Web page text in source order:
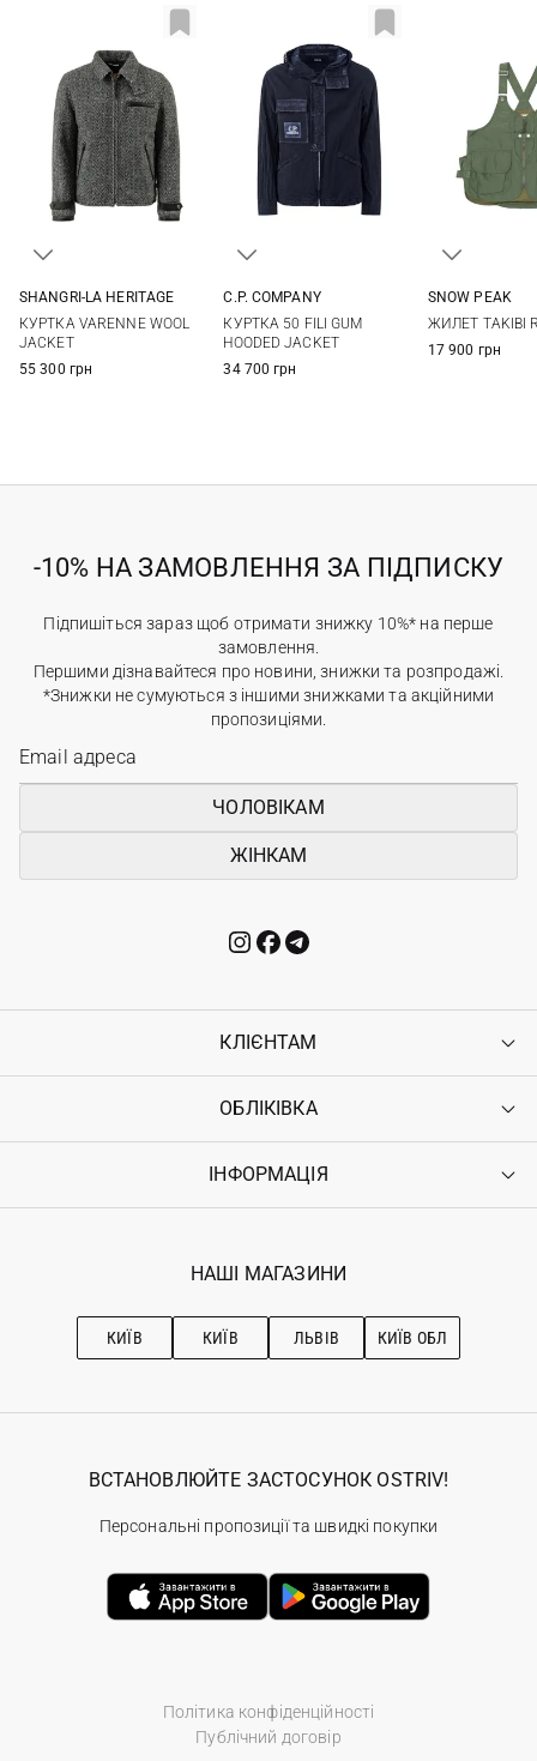
SHANGRI-LA HERITAGE
КУРТКА VARENNE WOOL
JACKET
55 300 грн
56
C.P. COMPANY
КУРТКА 50 FILI GUM
HOODED JACKET
34 700 грн
SNOW PEAK
ЖИЛЕТ TAKIBI
17 900 грн
-10% НА ЗАМОВЛЕННЯ ЗА ПІДПИСКУ
Підпишіться зараз щоб отримати знижку 10%* на перше
замовлення.
Першими дізнавайтеся про новини, знижки та розпродажі.
*Знижки не сумуються з іншими знижками та акційними
пропозиціями.
ЧОЛОВІКАМ
ЖІНКАМ
КЛІЄНТАМ
Контакти
Повернення
Гарантія
ОБЛІКІВКА
Увійти
Ostriv Club+
ІНФОРМАЦІЯ
Наші магазини
Рекомендації з догляду
НАШІ МАГАЗИНИ
КИЇВ КИЇВ ЛЬВІВ КИЇВ ОБЛ
Політика конфіденційності
Публічний договір
ВСТАНОВЛЮЙТЕ ЗАСТОСУНОК OSTRIV!
Персональні пропозиції та швидкі покупки